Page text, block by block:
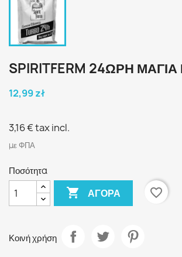
SPIRITFERM 24ΩΡΗ
12,99 zł
3,16 €tax incl.
με ΦΠΑ
Ποσότητα
 ΑΓΟΡΆ favorite_border
Κοινή χρήση